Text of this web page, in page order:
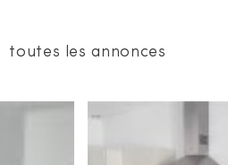
toutes les annonces